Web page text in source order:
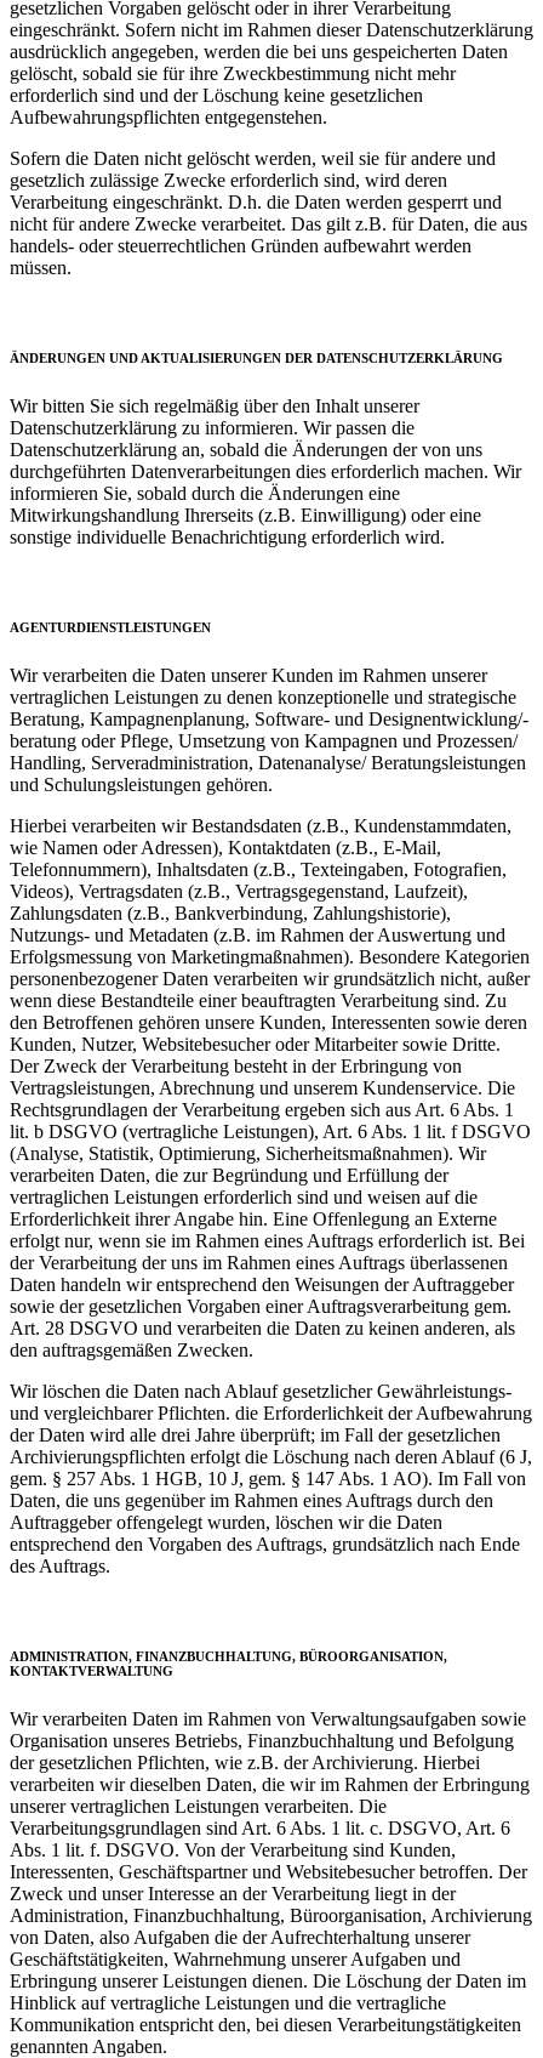
gesetzlichen Vorgaben gelöscht oder in ihrer Verarbeitung
eingeschränkt. Sofern nicht im Rahmen dieser Datenschutzerklärung
ausdrücklich angegeben, werden die bei uns gespeicherten Daten
gelöscht, sobald sie für ihre Zweckbestimmung nicht mehr
erforderlich sind und der Löschung keine gesetzlichen
Aufbewahrungspflichten entgegenstehen.
Sofern die Daten nicht gelöscht werden, weil sie für andere und
gesetzlich zulässige Zwecke erforderlich sind, wird deren
Verarbeitung eingeschränkt. D.h. die Daten werden gesperrt und
nicht für andere Zwecke verarbeitet. Das gilt z.B. für Daten, die aus
handels- oder steuerrechtlichen Gründen aufbewahrt werden
müssen.
ÄNDERUNGEN UND AKTUALISIERUNGEN DER DATENSCHUTZERKLÄRUNG
Wir bitten Sie sich regelmäßig über den Inhalt unserer
Datenschutzerklärung zu informieren. Wir passen die
Datenschutzerklärung an, sobald die Änderungen der von uns
durchgeführten Datenverarbeitungen dies erforderlich machen. Wir
informieren Sie, sobald durch die Änderungen eine
Mitwirkungshandlung Ihrerseits (z.B. Einwilligung) oder eine
sonstige individuelle Benachrichtigung erforderlich wird.
AGENTURDIENSTLEISTUNGEN
Wir verarbeiten die Daten unserer Kunden im Rahmen unserer
vertraglichen Leistungen zu denen konzeptionelle und strategische
Beratung, Kampagnenplanung, Software- und Designentwicklung/-
beratung oder Pflege, Umsetzung von Kampagnen und Prozessen/
Handling, Serveradministration, Datenanalyse/ Beratungsleistungen
und Schulungsleistungen gehören.
Hierbei verarbeiten wir Bestandsdaten (z.B., Kundenstammdaten,
wie Namen oder Adressen), Kontaktdaten (z.B., E-Mail,
Telefonnummern), Inhaltsdaten (z.B., Texteingaben, Fotografien,
Videos), Vertragsdaten (z.B., Vertragsgegenstand, Laufzeit),
Zahlungsdaten (z.B., Bankverbindung, Zahlungshistorie),
Nutzungs- und Metadaten (z.B. im Rahmen der Auswertung und
Erfolgsmessung von Marketingmaßnahmen). Besondere Kategorien
personenbezogener Daten verarbeiten wir grundsätzlich nicht, außer
wenn diese Bestandteile einer beauftragten Verarbeitung sind. Zu
den Betroffenen gehören unsere Kunden, Interessenten sowie deren
Kunden, Nutzer, Websitebesucher oder Mitarbeiter sowie Dritte.
Der Zweck der Verarbeitung besteht in der Erbringung von
Vertragsleistungen, Abrechnung und unserem Kundenservice. Die
Rechtsgrundlagen der Verarbeitung ergeben sich aus Art. 6 Abs. 1
lit. b DSGVO (vertragliche Leistungen), Art. 6 Abs. 1 lit. f DSGVO
(Analyse, Statistik, Optimierung, Sicherheitsmaßnahmen). Wir
verarbeiten Daten, die zur Begründung und Erfüllung der
vertraglichen Leistungen erforderlich sind und weisen auf die
Erforderlichkeit ihrer Angabe hin. Eine Offenlegung an Externe
erfolgt nur, wenn sie im Rahmen eines Auftrags erforderlich ist. Bei
der Verarbeitung der uns im Rahmen eines Auftrags überlassenen
Daten handeln wir entsprechend den Weisungen der Auftraggeber
sowie der gesetzlichen Vorgaben einer Auftragsverarbeitung gem.
Art. 28 DSGVO und verarbeiten die Daten zu keinen anderen, als
den auftragsgemäßen Zwecken.
Wir löschen die Daten nach Ablauf gesetzlicher Gewährleistungs-
und vergleichbarer Pflichten. die Erforderlichkeit der Aufbewahrung
der Daten wird alle drei Jahre überprüft; im Fall der gesetzlichen
Archivierungspflichten erfolgt die Löschung nach deren Ablauf (6 J,
gem. § 257 Abs. 1 HGB, 10 J, gem. § 147 Abs. 1 AO). Im Fall von
Daten, die uns gegenüber im Rahmen eines Auftrags durch den
Auftraggeber offengelegt wurden, löschen wir die Daten
entsprechend den Vorgaben des Auftrags, grundsätzlich nach Ende
des Auftrags.
ADMINISTRATION, FINANZBUCHHALTUNG, BÜROORGANISATION,
KONTAKTVERWALTUNG
Wir verarbeiten Daten im Rahmen von Verwaltungsaufgaben sowie
Organisation unseres Betriebs, Finanzbuchhaltung und Befolgung
der gesetzlichen Pflichten, wie z.B. der Archivierung. Hierbei
verarbeiten wir dieselben Daten, die wir im Rahmen der Erbringung
unserer vertraglichen Leistungen verarbeiten. Die
Verarbeitungsgrundlagen sind Art. 6 Abs. 1 lit. c. DSGVO, Art. 6
Abs. 1 lit. f. DSGVO. Von der Verarbeitung sind Kunden,
Interessenten, Geschäftspartner und Websitebesucher betroffen. Der
Zweck und unser Interesse an der Verarbeitung liegt in der
Administration, Finanzbuchhaltung, Büroorganisation, Archivierung
von Daten, also Aufgaben die der Aufrechterhaltung unserer
Geschäftstätigkeiten, Wahrnehmung unserer Aufgaben und
Erbringung unserer Leistungen dienen. Die Löschung der Daten im
Hinblick auf vertragliche Leistungen und die vertragliche
Kommunikation entspricht den, bei diesen Verarbeitungstätigkeiten
genannten Angaben.